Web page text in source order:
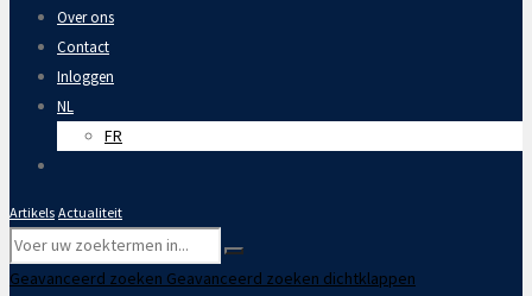
Over ons
Contact
Inloggen
NL
FR
Artikels Actualiteit
Geavanceerd zoeken Geavanceerd zoeken dichtklappen